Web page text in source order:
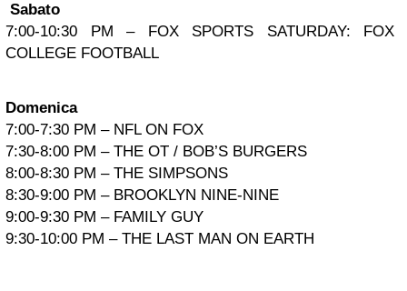
Sabato
7:00-10:30 PM – FOX SPORTS SATURDAY: FOX
COLLEGE FOOTBALL
Domenica
7:00-7:30 PM – NFL ON FOX
7:30-8:00 PM – THE OT / BOB’S BURGERS
8:00-8:30 PM – THE SIMPSONS
8:30-9:00 PM – BROOKLYN NINE-NINE
9:00-9:30 PM – FAMILY GUY
9:30-10:00 PM – THE LAST MAN ON EARTH